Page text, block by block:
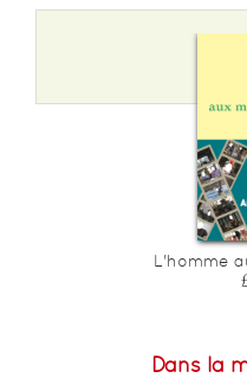
L'homme
Dans la